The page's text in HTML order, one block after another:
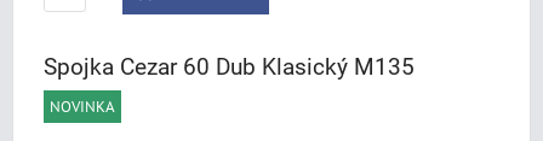
Spojka Cezar 60 Dub Klasický M135
NOVINKA